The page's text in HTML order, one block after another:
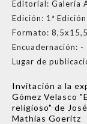
Editorial: Galería
Edición: 1ª Edición
Formato: 8,5x15,5
Encuadernación: -
Lugar de
Invitación a la
Gómez Velasco
religioso" de
Mathias Goeritz